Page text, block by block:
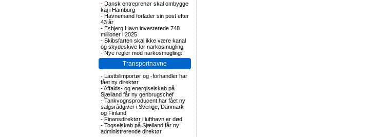
- Dansk entreprenør skal ombygge
kaj i Hamburg
- Havnemand forlader sin post efter
43 år
- Esbjerg Havn investerede 748
millioner i 2025
- Skibsfarten skal ikke være kanal
og skydeskive for narkosmugling
- Nye regler mod narkosmugling:
Transportnavne
- Lastbilimportør og -forhandler har
fået ny direktør
-Affalds- og energiselskab på
Sjælland får ny genbrugschef
- Tankvognsproducent har fået ny
salgsrådgiver i Sverige, Danmark
og Finland
- Finansdirektør i lufthavn er død
- Togselskab på Sjælland får ny
administrerende direktør